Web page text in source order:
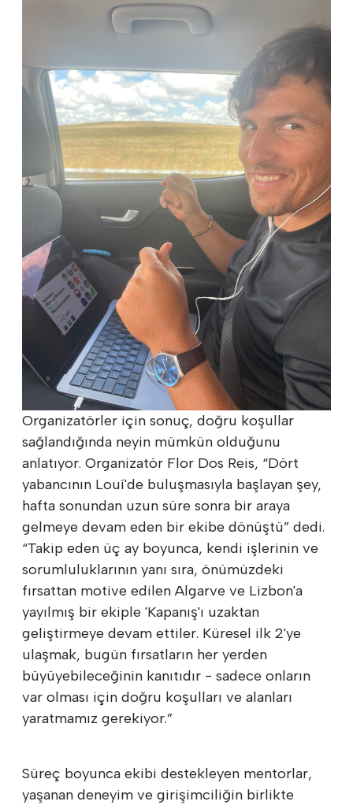
Organizatörler için sonuç, doğru koşullar
sağlandığında neyin mümkün olduğunu
anlatıyor. Organizatör Flor Dos Reis, “Dört
yabancının Louí'de buluşmasıyla başlayan şey,
hafta sonundan uzun süre sonra bir araya
gelmeye devam eden bir ekibe dönüştü” dedi.
“Takip eden üç ay boyunca, kendi işlerinin ve
sorumluluklarının yanı sıra, önümüzdeki
fırsattan motive edilen Algarve ve Lizbon'a
yayılmış bir ekiple 'Kapanış'ı uzaktan
geliştirmeye devam ettiler. Küresel ilk 2'ye
ulaşmak, bugün fırsatların her yerden
büyüyebileceğinin kanıtıdır - sadece onların
var olması için doğru koşulları ve alanları
yaratmamız gerekiyor.”
Süreç boyunca ekibi destekleyen mentorlar,
yaşanan deneyim ve girişimciliğin birlikte